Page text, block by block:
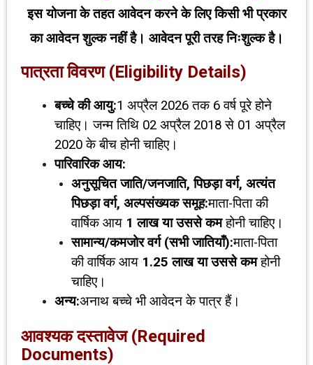
इस योजना के तहत आवेदन करने के लिएकिसी भी प्रकार
का आवेदन शुल्क नहीं है। आवेदन पूरी तरह निःशुल्क है।
पात्रता विवरण (Eligibility Details)
बच्चे की आयु:1 अप्रैल 2026 तक 6 वर्ष पूरे होने
चाहिए। जन्म तिथि 02 अप्रैल 2018 से 01 अप्रैल
2020 के बीच होनी चाहिए।
पारिवारिक आय:
अनुसूचित जाति/जनजाति,पिछड़ा वर्ग, अत्यंत
पिछड़ा वर्ग, अल्पसंख्यक समूह:माता-पिता की
वार्षिक आय ₹1लाख या उससे कमहोनी चाहिए।
सामान्य/कमजोर वर्ग (सभी जातियाँ):माता-पिता
की वार्षिक आय ₹1.25लाख या उससे कमहोनी
चाहिए।
अन्य:अनाथ बच्चे भी आवेदन के पात्र हैं।
आवश्यक दस्तावेज (Required
Documents)